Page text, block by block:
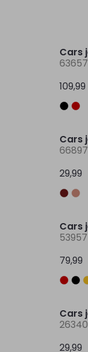
Cars
109,99
Cars
29,99
Cars
79,99
Cars
29,99